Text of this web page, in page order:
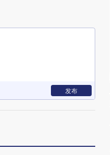
发布